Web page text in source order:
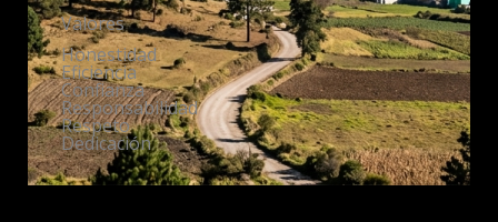
Valores
Honestidad
Eficiencia
Confianza
Responsabilidad
Respeto
Dedicación